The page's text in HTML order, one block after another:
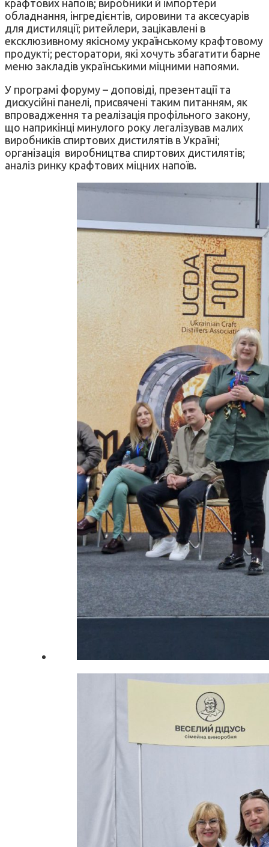
крафтових напоїв; виробники й імпортери
обладнання, інгредієнтів, сировини та аксесуарів
для дистиляції; ритейлери, зацікавлені в
ексклюзивному якісному українському крафтовому
продукті; ресторатори, які хочуть збагатити барне
меню закладів українськими міцними напоями.
У програмі форуму – доповіді, презентації та
дискусійні панелі, присвячені таким питанням, як
впровадження та реалізація профільного закону,
що наприкінці минулого року легалізував малих
виробників спиртових дистилятів в Україні;
організація виробництва спиртових дистилятів;
аналіз ринку крафтових міцних напоїв.